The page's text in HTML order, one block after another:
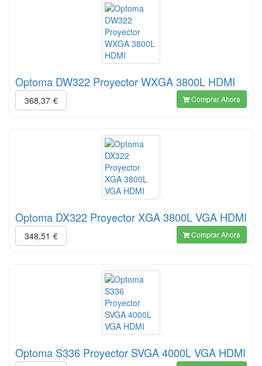
Optoma DW322 Proyector WXGA 3800L HDMI
368,37 € Comprar Ahora
Optoma DX322 Proyector XGA 3800L VGA HDMI
348,51 € Comprar Ahora
Optoma S336 Proyector SVGA 4000L VGA HDMI